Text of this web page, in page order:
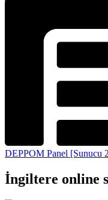
DEPPOM Panel [Sunucu
İngiltere online